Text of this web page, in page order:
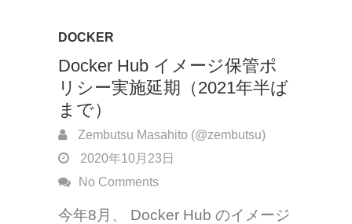
DOCKER
Docker Hub イメージ保管ポ
リシー実施延期（2021年半ば
まで）
Zembutsu Masahito (@zembutsu)
2020年10月23日
No Comments
今年8月、 Docker Hub のイメージ